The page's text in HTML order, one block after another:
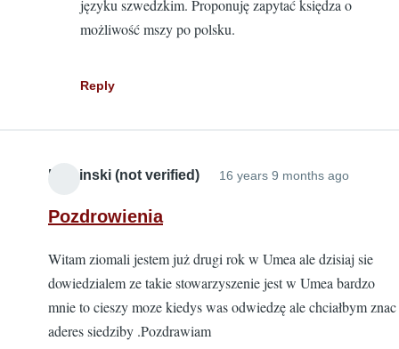
języku szwedzkim. Proponuję zapytać księdza o
możliwość mszy po polsku.
Reply
Kaminski (not verified) 16 years 9 months ago
Pozdrowienia
Witam ziomali jestem już drugi rok w Umea ale dzisiaj sie
dowiedzialem ze takie stowarzyszenie jest w Umea bardzo
mnie to cieszy moze kiedys was odwiedzę ale chciałbym znac
aderes siedziby .Pozdrawiam